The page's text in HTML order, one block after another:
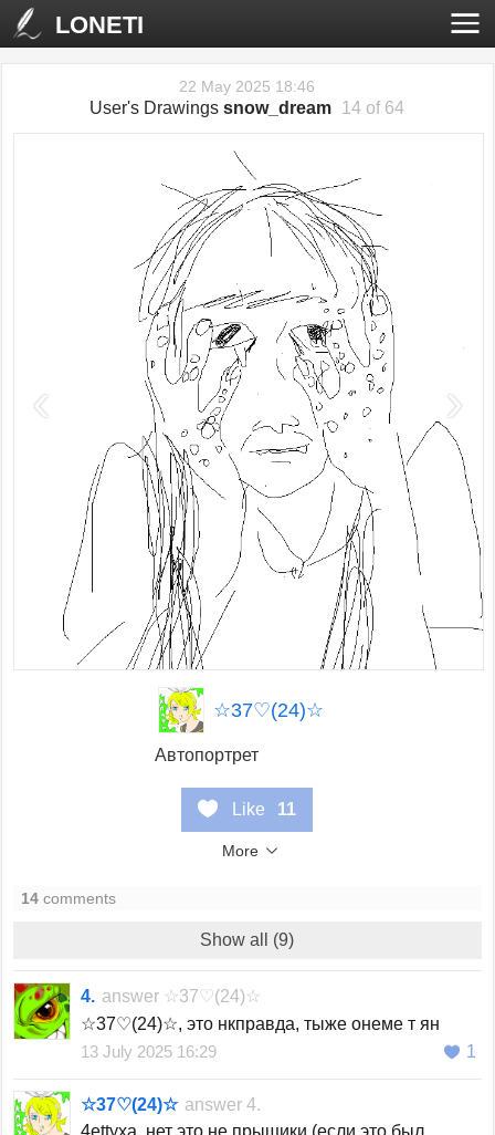
LONETI
22 May 2025 18:46
User's Drawingssnow_dream 14 of 64
‹ ›
☆37♡(24)☆
Автопортрет
Like 11
More
14 comments
Show all (9)
4. answer ☆37♡(24)☆
☆37♡(24)☆, это нкправда, тыже онеме т ян
13 July 2025 16:29
1
☆37♡(24)☆ answer4.
4ettyxa, нет это не прыщики (если это был